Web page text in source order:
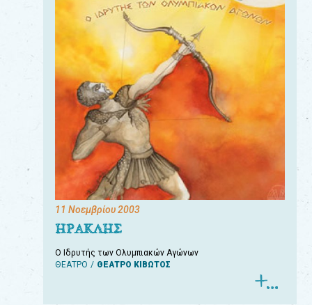
11 Νοεμβρίου 2003
ΗΡΑΚΛΗΣ
Ο Ιδρυτής των Ολυμπιακών Αγώνων
ΘΕΑΤΡΟ
ΘΕΑΤΡΟ ΚΙΒΩΤΟΣ